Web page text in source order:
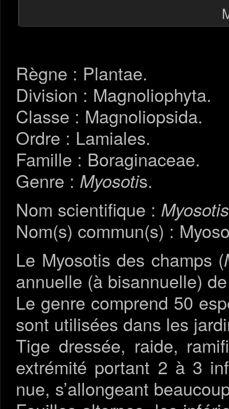
Règne : Plantae.
Division : Magnoliophyta.
Classe : Magnoliopsida.
Ordre : Lamiales.
Famille : Boraginaceae.
Genre : Myosotis.
Nom scientifique :
Nom(s) commun(s) :
Le Myosotis des champs (
annuelle (à bisannuelle)
Le genre comprend 50
sont utilisées dans les
Tige dressée, raide,
extrémité portant 2 à 3
nue, s’allongeant